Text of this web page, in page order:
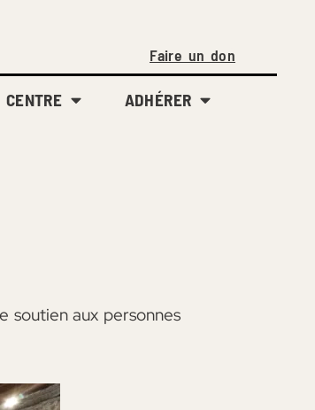
Faire un don
ADHÉRER
soutien aux personnes